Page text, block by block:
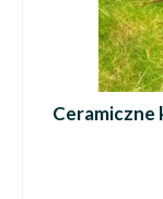
Ceramiczne